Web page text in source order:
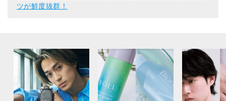
ツが鮮度抜群！